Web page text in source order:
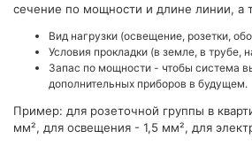
сечение по мощности и длине линии, а
Вид нагрузки (освещение, розетки,
Условия прокладки (в земле, в трубе,
Запас по мощности - чтобы система
дополнительных приборов в будущем.
Пример: для розеточной группы в
мм², для освещения - 1,5 мм², для